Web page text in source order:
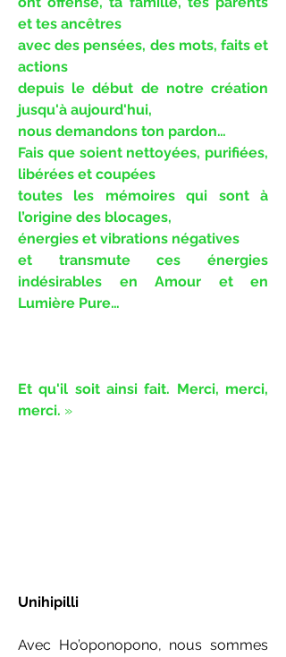
et tes ancêtres
avec des pensées, des mots, faits et
actions
depuis le début de notre création
jusqu'à aujourd'hui,
nous demandons ton pardon…
Fais que soient nettoyées, purifiées,
libérées et coupées
toutes les mémoires qui sont à
l’origine des blocages,
énergies et vibrations négatives
et transmute ces énergies
indésirables en Amour et en
Lumière Pure…
Et qu'il soit ainsi fait. Merci, merci,
merci. »
​Unihipilli
Avec Ho’oponopono, nous sommes